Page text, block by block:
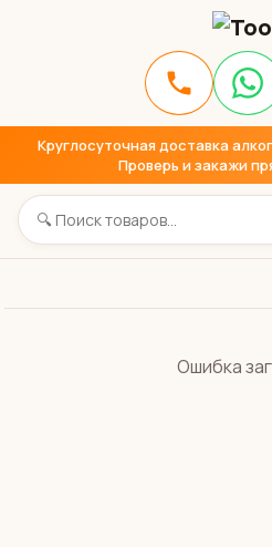
Круглосуточная доставка
Проверь и закажи
Ошибка